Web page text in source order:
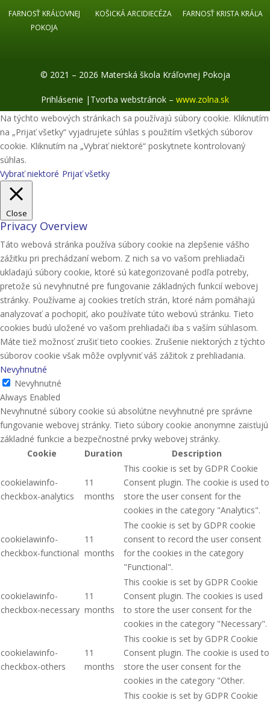
FARNOSŤ KRÁĽOVNEJ
POKOJA
KOŠICKÁ ARCIDIECÉZA FARNOSŤ KRISTA KRÁĽA
© 2021 – 2026 Materská škola Kráľovnej Pokoja
Prihlásenie | Tvorba webstránok – www.zolna.sk
Na týchto webových stránkach sa používajú súbory cookie. Kliknutím
na „Prijať všetky“ vyjadrujete súhlas s použitím všetkých súborov
cookie. Kliknutím na „Vybrať niektoré“ poskytnete kontrolovaný
súhlas.
Vybrať niektoré Prijať všetky
Close
Privacy Overview
Táto webová stránka používa súbory cookie na zlepšenie vášho
zážitku pri prechádzaní webom. Z nich sa vo vašom prehliadači
ukladajú súbory cookie, ktoré sú kategorizované podľa potreby,
pretože sú nevyhnutné pre fungovanie základných funkcií webovej
stránky. Používame aj cookies tretích strán, ktoré nám pomáhajú
analyzovať a pochopiť, ako používate túto webovú stránku. Tieto
cookies budú uložené vo vašom prehliadači iba s vaším súhlasom.
Máte tiež možnosť zrušiť tieto cookies. Zrušenie niektorých z týchto
súborov cookie však môže ovplyvniť váš zážitok z prehliadania.
Nevyhnutné
Nevyhnutné
Always Enabled
Nevyhnutné súbory cookie sú absolútne nevyhnutné pre správne
fungovanie webovej stránky. Tieto súbory cookie anonymne zaisťujú
základné funkcie a bezpečnostné prvky webovej stránky.
Cookie
Duration Description
cookielawinfo-
checkbox-analytics
11
months
This cookie is set by GDPR Cookie
Consent plugin. The cookie is used to
store the user consent for the
cookies in the category "Analytics".
cookielawinfo-
checkbox-functional
11
months
The cookie is set by GDPR cookie
consent to record the user consent
for the cookies in the category
"Functional".
cookielawinfo-
checkbox-necessary
11
months
This cookie is set by GDPR Cookie
Consent plugin. The cookies is used
to store the user consent for the
cookies in the category "Necessary".
cookielawinfo-
checkbox-others
11
months
This cookie is set by GDPR Cookie
Consent plugin. The cookie is used to
store the user consent for the
cookies in the category "Other.
This cookie is set by GDPR Cookie